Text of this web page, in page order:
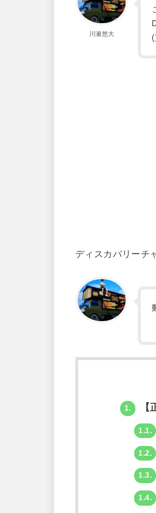
川瀬悠大
(
ディスカバリーチ
1. 【
1.1.
1.2.
1.3.
1.4.